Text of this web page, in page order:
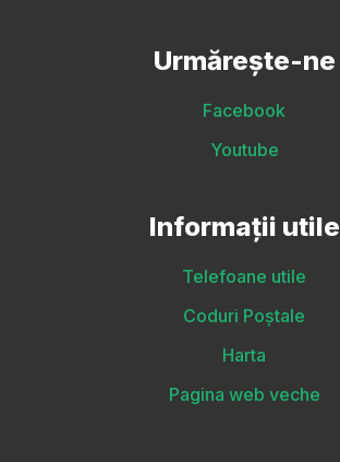
Urmărește-ne
Facebook
Youtube
Informații utile
Telefoane utile
Coduri Poștale
Harta
Pagina web veche